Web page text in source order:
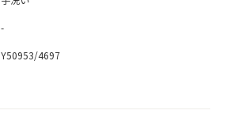
-
Y50953/4697